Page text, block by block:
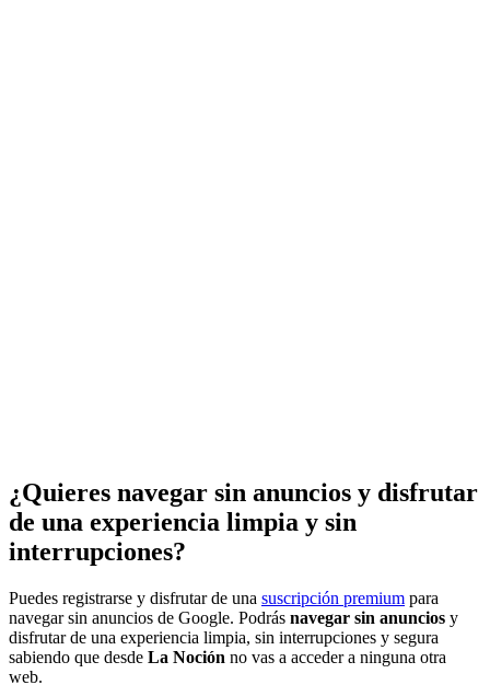
¿Quieres navegar sin anuncios y disfrutar
de una experiencia limpia y sin
interrupciones?
Puedes registrarse y disfrutar de una suscripción premium para
navegar sin anuncios de Google. Podrás navegar sin anuncios y
disfrutar de una experiencia limpia, sin interrupciones y segura
sabiendo que desde La Noción no vas a acceder a ninguna otra
web.